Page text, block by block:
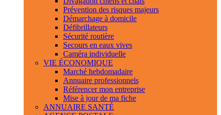
Prévention des risques majeurs
Démarchage à domicile
Défibrillateurs
Sécurité routière
Secours en eaux vives
Caméra individuelle
VIE ÉCONOMIQUE
Marché hebdomadaire
Annuaire professionnels
Référencer mon entreprise
Mise à jour de ma fiche
ANNUAIRE SANTÉ